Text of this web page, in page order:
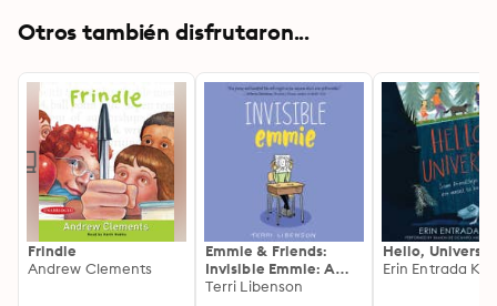
Otros también disfrutaron...
Frindle
Andrew Clements
Emmie & Friends:
Invisible Emmie: A
Graphic Novel
Terri Libenson
Hello, Universe
Erin Entrada